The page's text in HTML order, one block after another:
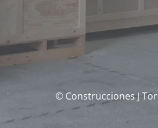
© Construcciones J